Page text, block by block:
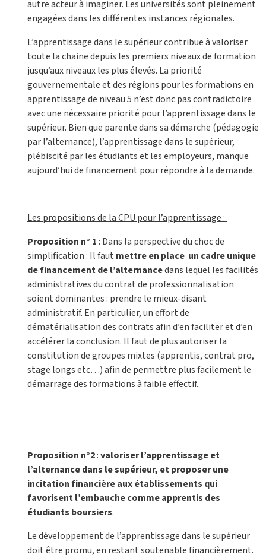
autre acteur à imaginer. Les universités sont pleinement
engagées dans les différentes instances régionales.
L’apprentissage dans le supérieur contribue à valoriser
toute la chaine depuis les premiers niveaux de formation
jusqu’aux niveaux les plus élevés. La priorité
gouvernementale et des régions pour les formations en
apprentissage de niveau 5 n’est donc pas contradictoire
avec une nécessaire priorité pour l’apprentissage dans le
supérieur. Bien que parente dans sa démarche (pédagogie
par l’alternance), l’apprentissage dans le supérieur,
plébiscité par les étudiants et les employeurs, manque
aujourd’hui de financement pour répondre à la demande.
Les propositions de la CPU pour l’apprentissage :
Proposition n° 1: Dans la perspective du choc de
simplification : Il faut mettre en place un cadre unique
de financement de l’alternancedans lequel les facilités
administratives du contrat de professionnalisation
soient dominantes : prendre le mieux-disant
administratif. En particulier, un effort de
dématérialisation des contrats afin d’en faciliter et d’en
accélérer la conclusion. Il faut de plus autoriser la
constitution de groupes mixtes (apprentis, contrat pro,
stage longs etc…) afin de permettre plus facilement le
démarrage des formations à faible effectif.
Proposition n°2:valoriser l’apprentissage et
l’alternance dans le supérieur, et proposer une
incitation financière aux établissements qui
favorisent l’embauche comme apprentis des
étudiants boursiers.
Le développement de l’apprentissage dans le supérieur
doit être promu, en restant soutenable financièrement.